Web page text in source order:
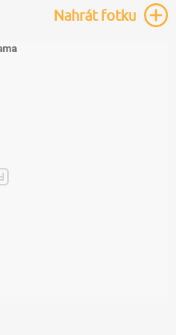
Nahrátfotku